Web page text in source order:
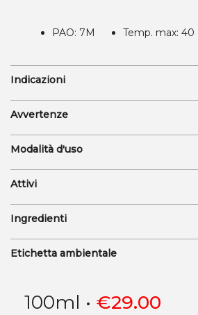
PAO: 7M Temp. max: 40
Indicazioni
Avvertenze
Modalità d'uso
Attivi
Ingredienti
Etichetta ambientale
100ml • €29.00